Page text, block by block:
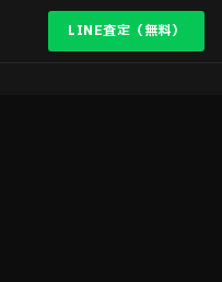
LINE査定（無料）